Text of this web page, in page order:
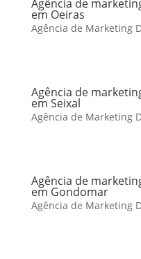
Agência de
em Oeiras
Agência de Marketing
Agência de
em Seixal
Agência de Marketing
Agência de
em Gondomar
Agência de Marketing